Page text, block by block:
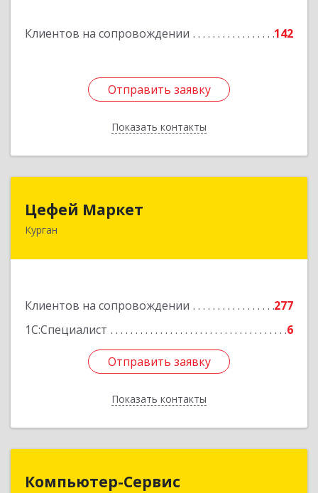
Клиентов на сопровождении 142
Отправить заявку
Показать контакты
Отправить заявку
Назад
Цефей Маркет
Курган
Клиентов на сопровождении
277
1С:Специалист
6
Отправить заявку
Показать контакты
640002, Курганская обл, Курган г, М.Горького
Отправить заявку
Назад
Компьютер-Сервис